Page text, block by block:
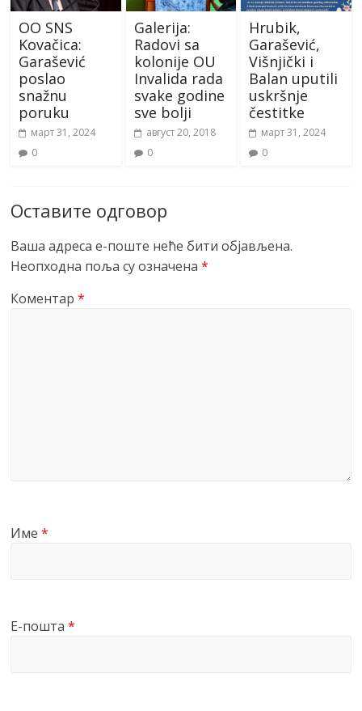
OO SNS
Kovačica:
Garašević
poslao
snažnu
poruku
март 31, 2024
0
Galerija:
Radovi sa
kolonije OU
Invalida rada
svake godine
sve bolji
август 20, 2018
0
Hrubik,
Garašević,
Višnjički i
Balan uputili
uskršnje
čestitke
март 31, 2024
0
Оставите одговор
Ваша адреса е-поште неће бити објављена.
Неопходна поља су означена*
Коментар*
Име*
Е-пошта*